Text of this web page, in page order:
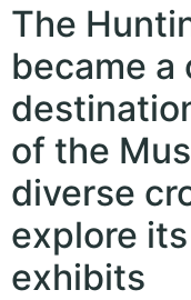
The
became
of the
diverse
explore
exhibits